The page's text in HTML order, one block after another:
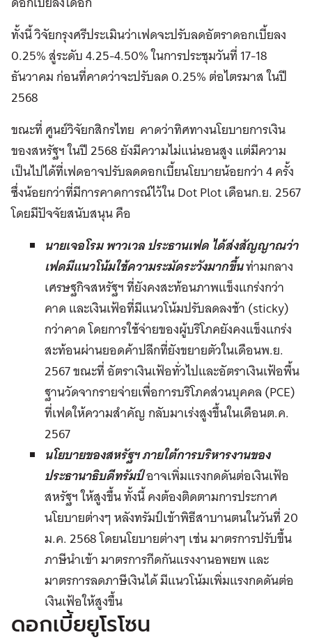
ทั้งนี้ วิจัยกรุงศรีประเมินว่าเฟดจะปรับลดอัตราดอกเบี้ยลง
0.25% สู่ระดับ 4.25-4.50% ในการประชุมวันที่ 17-18
ธันวาคม ก่อนที่คาดว่าจะปรับลด 0.25% ต่อไตรมาส ในปี
2568
ขณะที่ ศูนย์วิจัยกสิกรไทย คาดว่าทิศทางนโยบายการเงิน
ของสหรัฐฯ ในปี 2568 ยังมีความไม่แน่นอนสูง แต่มีความ
เป็นไปได้ที่เฟดอาจปรับลดดอกเบี้ยนโยบายน้อยกว่า 4 ครั้ง
ซึ่งน้อยกว่าที่มีการคาดการณ์ไว้ใน Dot Plot เดือนก.ย. 2567
โดยมีปัจจัยสนับสนุน คือ
นายเจอโรม พาวเวล ประธานเฟด ได้ส่งสัญญาณว่า
เฟดมีแนวโน้มใช้ความระมัดระวังมากขึ้นท่ามกลาง
เศรษฐกิจสหรัฐฯ ที่ยังคงสะท้อนภาพแข็งแกร่งกว่า
คาด และเงินเฟ้อที่มีแนวโน้มปรับลดลงช้า (sticky)
กว่าคาด โดยการใช้จ่ายของผู้บริโภคยังคงแข็งแกร่ง
สะท้อนผ่านยอดค้าปลีกที่ยังขยายตัวในเดือนพ.ย.
2567 ขณะที่ อัตราเงินเฟ้อทั่วไปและอัตราเงินเฟ้อพื้น
ฐานวัดจากรายจ่ายเพื่อการบริโภคส่วนบุคคล (PCE)
ที่เฟดให้ความสำคัญ กลับมาเร่งสูงขึ้นในเดือนต.ค.
2567
นโยบายของสหรัฐฯ ภายใต้การบริหารงานของ
ประธานาธิบดีทรัมป์อาจเพิ่มแรงกดดันต่อเงินเฟ้อ
สหรัฐฯ ให้สูงขึ้น ทั้งนี้ คงต้องติดตามการประกาศ
นโยบายต่างๆ หลังทรัมป์เข้าพิธีสาบานตนในวันที่ 20
ม.ค. 2568 โดยนโยบายต่างๆ เช่น มาตรการปรับขึ้น
ภาษีนำเข้า มาตรการกีดกันแรงงานอพยพ และ
มาตรการลดภาษีเงินได้ มีแนวโน้มเพิ่มแรงกดดันต่อ
เงินเฟ้อให้สูงขึ้น
ดอกเบี้ยยูโรโซน